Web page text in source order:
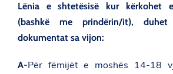
Lënia e shtetësisë kur kërkohet
(bashkë me prindërin/it), duhet
dokumentat sa vijon:
A-Për fëmijët e moshës 14-18